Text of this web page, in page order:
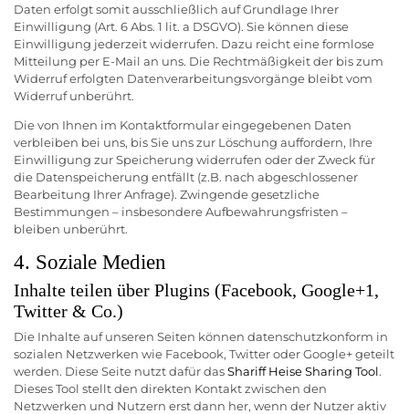
Daten erfolgt somit ausschließlich auf Grundlage Ihrer
Einwilligung (Art. 6 Abs. 1 lit. a DSGVO). Sie können diese
Einwilligung jederzeit widerrufen. Dazu reicht eine formlose
Mitteilung per E-Mail an uns. Die Rechtmäßigkeit der bis zum
Widerruf erfolgten Datenverarbeitungsvorgänge bleibt vom
Widerruf unberührt.
Die von Ihnen im Kontaktformular eingegebenen Daten
verbleiben bei uns, bis Sie uns zur Löschung auffordern, Ihre
Einwilligung zur Speicherung widerrufen oder der Zweck für
die Datenspeicherung entfällt (z.B. nach abgeschlossener
Bearbeitung Ihrer Anfrage). Zwingende gesetzliche
Bestimmungen – insbesondere Aufbewahrungsfristen –
bleiben unberührt.
4. Soziale Medien
Inhalte teilen über Plugins (Facebook, Google+1,
Twitter & Co.)
Die Inhalte auf unseren Seiten können datenschutzkonform in
sozialen Netzwerken wie Facebook, Twitter oder Google+ geteilt
werden. Diese Seite nutzt dafür dasShariff Heise Sharing Tool.
Dieses Tool stellt den direkten Kontakt zwischen den
Netzwerken und Nutzern erst dann her, wenn der Nutzer aktiv